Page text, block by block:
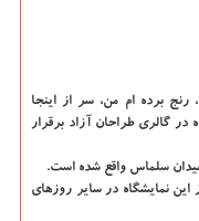
رنج برده ام من، سر از اینجا
از فرشید ملکی تا ۴ خردادماه در گالری طراحان آزاد برقرار
میدان سلماس واقع شده است.
این نمایشگاه در سایر روزهای